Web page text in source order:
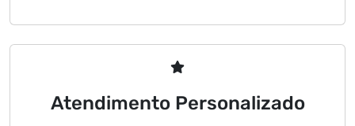
Atendimento Personalizado